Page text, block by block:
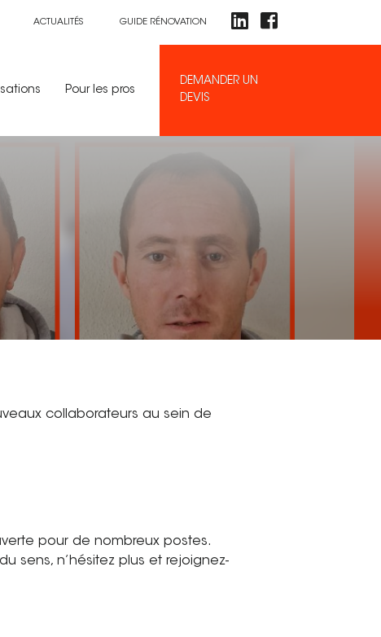
ACTUALITÉS GUIDE RÉNOVATION
Pour les pros
DEMANDER UN
DEVIS
collaborateurs au sein de
pour de nombreux postes.
sens, n’hésitez plus et rejoignez-